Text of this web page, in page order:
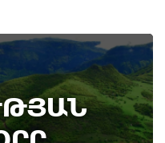
գյուղով անցնող
կամուրջը